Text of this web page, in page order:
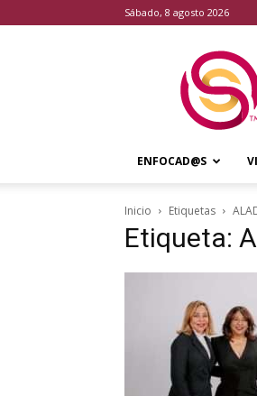
sábado, 8 agosto 2026
Sentido
Social
ENFOCAD@S
Inicio Etiquetas
Etiqueta: